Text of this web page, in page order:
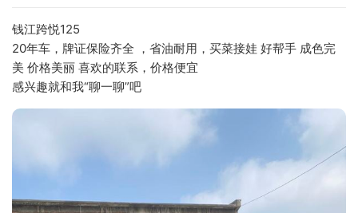
钱江跨悦125
20年车，牌证保险齐全 ，省油耐用，买菜接娃 好帮手 成色完
美 价格美丽 喜欢的联系，价格便宜
感兴趣就和我“聊一聊”吧